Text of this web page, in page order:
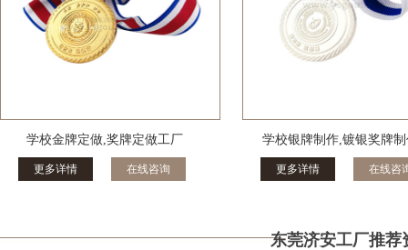
学校金牌定做,奖牌定做工厂
更多详情 在线咨询
学校银牌制作,镀银奖牌
更多详情 在线咨
东莞济安工厂推荐